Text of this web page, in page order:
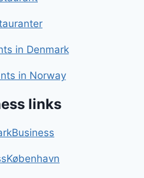
in Denmark
in Norway
links